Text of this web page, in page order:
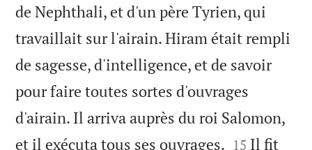
de Nephthali, et d'un père Tyrien, qui
travaillait sur l'airain. Hiram était rempli
de sagesse, d'intelligence, et de savoir
pour faire toutes sortes d'ouvrages
d'airain. Il arriva auprès du roi Salomon,
et il exécuta tous ses ouvrages. 

15 Il fit